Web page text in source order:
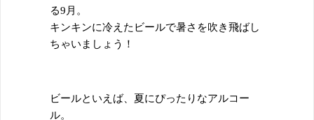
る9月。
キンキンに冷えたビールで暑さを吹き飛ばし
ちゃいましょう！
ビールといえば、夏にぴったりなアルコー
ル。